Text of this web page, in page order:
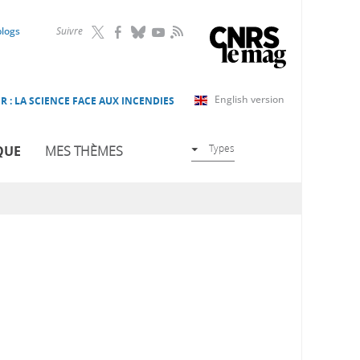
Suivre RSS
English version
: LA SCIENCE FACE AUX INCENDIES
MES THÈMES Types